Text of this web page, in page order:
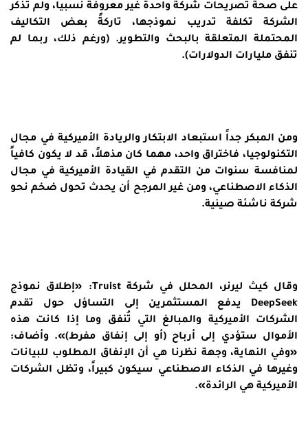
على صحة تصريحات شركة واحدة غير معروفة نسبياً، ولم تذكر
الشركة تكلفة تدريب نموذجها، تاركةً بعض التكاليف
المحتملة المتعلقة بالبحث والتطوير. (ورغم ذلك، ربما لم
تنفق مليارات الدولارات).
ومن المبكر جداً استبعاد الابتكار والريادة الأميركية في مجال
التكنولوجيا، فاختراق واحد، مهما كان مذهلاً، قد لا يكون كافياً
لمنافسة سنوات من التقدم في القيادة الأميركية في مجال
الذكاء الاصطناعي، ومن غير المرجح أن يحدث تحول ضخم نحو
شركة ناشئة صينية.
وقال كيث ليرنر، المحلل في شركة Truist: «إطلاق نموذج
DeepSeek يدفع المستثمرين إلى التساؤل حول تقدم
الشركات الأميركية والمبالغ التي تُنفق وما إذا كانت هذه
الأموال ستؤدي إلى أرباح (أو إلى إنفاق مفرط)». وأضاف:
«وفي النهاية، وجهة نظرنا هي أن الإنفاق المطلوب للبيانات
وغيرها في الذكاء الاصطناعي سيكون كبيراً، وتظل الشركات
الأميركية هي الرائدة».